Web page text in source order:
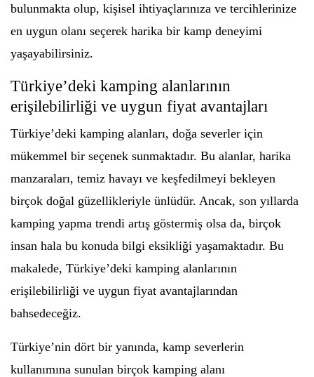
bulunmakta olup, kişisel ihtiyaçlarınıza ve tercihlerinize
en uygun olanı seçerek harika bir kamp deneyimi
yaşayabilirsiniz.
Türkiye’deki kamping alanlarının
erişilebilirliği ve uygun fiyat avantajları
Türkiye’deki kamping alanları, doğa severler için
mükemmel bir seçenek sunmaktadır. Bu alanlar, harika
manzaraları, temiz havayı ve keşfedilmeyi bekleyen
birçok doğal güzellikleriyle ünlüdür. Ancak, son yıllarda
kamping yapma trendi artış göstermiş olsa da, birçok
insan hala bu konuda bilgi eksikliği yaşamaktadır. Bu
makalede, Türkiye’deki kamping alanlarının
erişilebilirliği ve uygun fiyat avantajlarından
bahsedeceğiz.
Türkiye’nin dört bir yanında, kamp severlerin
kullanımına sunulan birçok kamping alanı